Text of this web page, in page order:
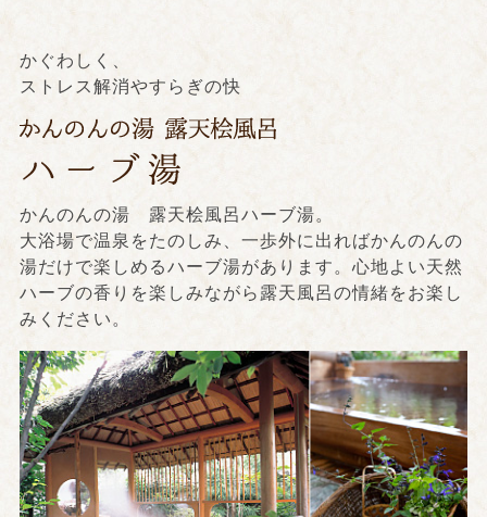
かぐわしく、
ストレス解消やすらぎの快
かんのんの湯 露天桧風呂ハーブ湯。
大浴場で温泉をたのしみ、一歩外に出ればかんのんの
湯だけで楽しめるハーブ湯があります。心地よい天然
ハーブの香りを楽しみながら露天風呂の情緒をお楽し
みください。